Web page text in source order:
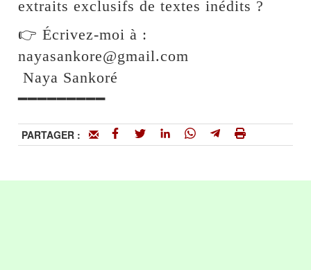
extraits exclusifs de textes inédits ?
👉 Écrivez-moi à :
nayasankore@gmail.com
Naya Sankoré
━━━━━━━━━
PARTAGER :